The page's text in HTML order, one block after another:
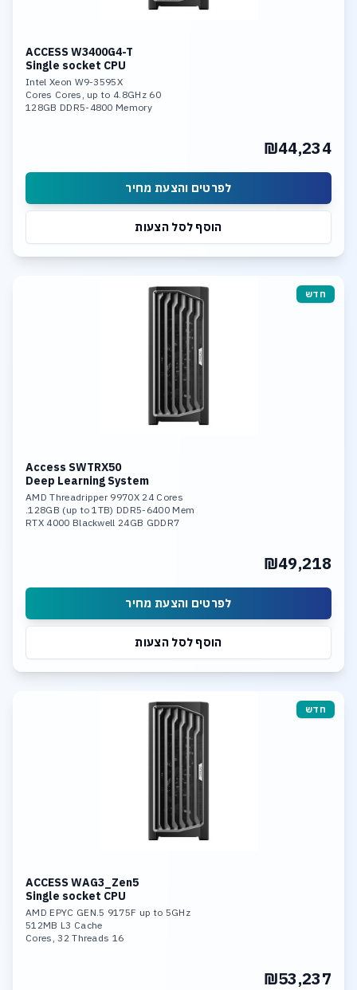
ACCESS W3400G4-T
Single socket CPU
Intel Xeon W9-3595X
60 Cores Cores, up to 4.8GHz
128GB DDR5-4800 Memory
₪44,234
לפרטים והצעת מחיר
הוסף לסל הצעות
חדש
Access SWTRX50
Deep Learning System
AMD Threadripper 9970X 24 Cores
128GB (up to 1TB) DDR5-6400 Mem.
RTX 4000 Blackwell 24GB GDDR7
10Gb LAN, Wi-fi 7
Linux or Windows O.S.
₪49,218
לפרטים והצעת מחיר
הוסף לסל הצעות
חדש
ACCESS WAG3_Zen5
Single socket CPU
AMD EPYC GEN.5 9175F up to 5GHz
512MB L3 Cache
16 Cores, 32 Threads
₪53,237